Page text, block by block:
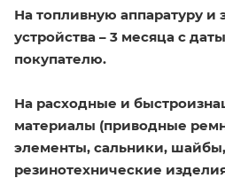
На топливную аппаратуру и
устройства – 3 месяца с
покупателю.
На расходные и
материалы (приводные
элементы, сальники,
резинотехнические